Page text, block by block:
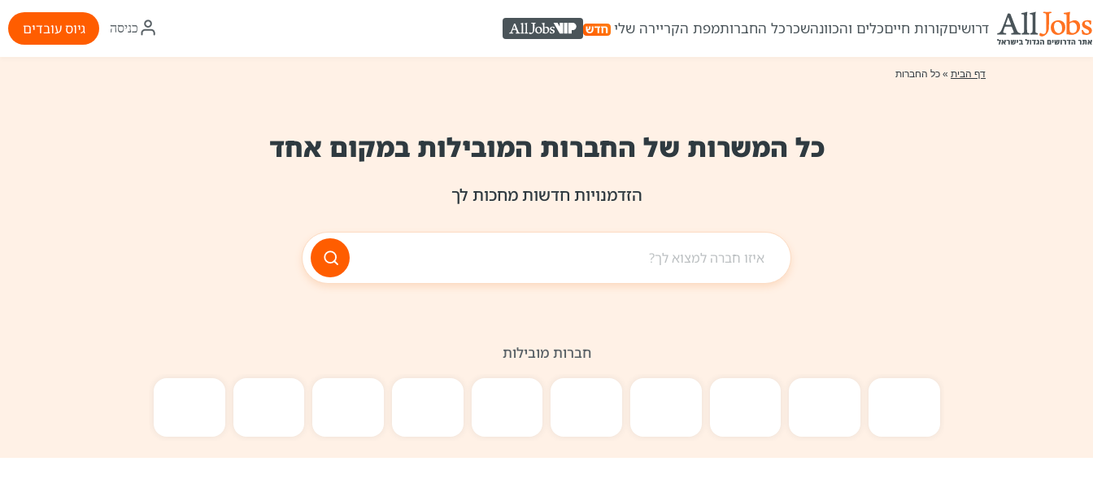
דרושיםקורות חייםכלים והכוונהשכרכל החברותמפת הקריירה שלי AllJobs VIP
איקון
התחברות
כניסה גיוס עובדים
דף הבית » כל החברות
כל המשרות של החברות המובילות במקום אחד
הזדמנויות חדשות מחכות לך
חברות מובילות